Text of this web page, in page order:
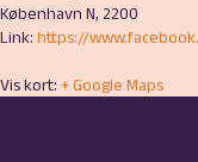
København N, 2200
Link: https://
Vis kort: + Google Maps